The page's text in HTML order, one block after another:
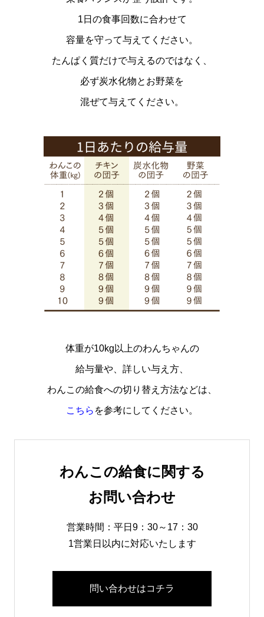
1日の食事回数に合わせて
容量を守って与えてください。
たんぱく質だけで与えるのではなく、
必ず炭水化物とお野菜を
混ぜて与えてください。
体重が10kg以上のわんちゃんの
給与量や、詳しい与え方、
わんこの給食への切り替え方法などは、
こちら を参考にしてください。
わんこの給食に関する
お問い合わせ
営業時間：平日9：30～17：30
1営業日以内に対応いたします
問い合わせはコチラ